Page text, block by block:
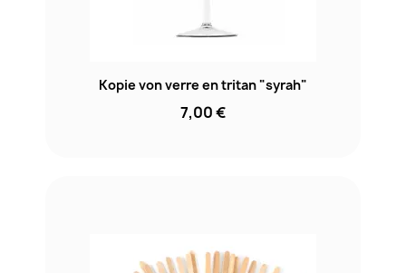
Kopie von verre en tritan "syrah"
7,00 €